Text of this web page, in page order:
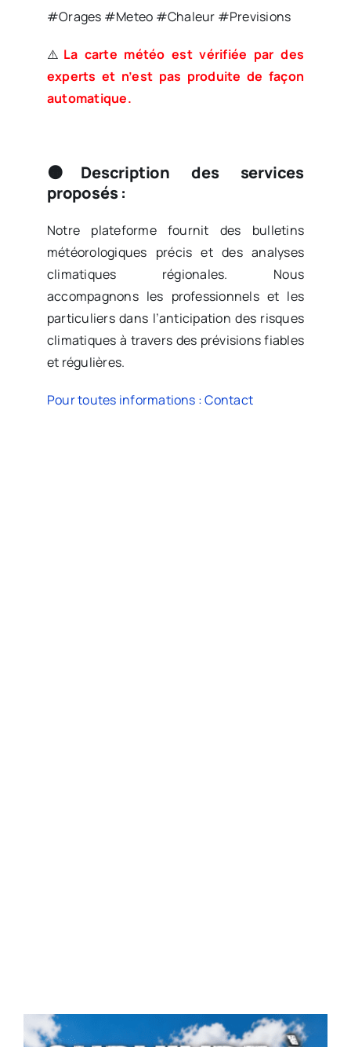
#Orages #Meteo #Chaleur #Previsions
⚠️ La carte météo est vérifiée par des
experts et n’est pas produite de façon
automatique.
🟠Description des services
proposés :
Notre plateforme fournit des bulletins
météorologiques précis et des analyses
climatiques régionales. Nous
accompagnons les professionnels et les
particuliers dans l’anticipation des risques
climatiques à travers des prévisions fiables
et régulières.
Pour toutes informations : Contact